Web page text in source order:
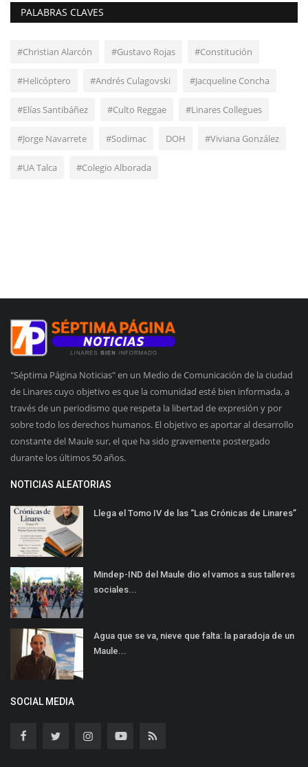
PALABRAS CLAVES
#Christian Alarcón #Gustavo Rojas #Constitución
#Helicóptero #Andrés Culagovski #Jacqueline Concha
#Elías Santibáñez #Culto Reggae #Linares Collegues
#Jorge Navarrete #Sodimac DOH #Viviana González
#UA Talca #Colegio Alborada
"Séptima Página Noticias" en un Medio de Comunicación de la ciudad
de Linares cuyo objetivo es que la comunidad esté bien informada, a
través de un periodismo que respeta la libertad de expresión y por
sobre todo los derechos humanos. El objetivo es aportar al desarrollo
constante del Maule sur, el que ha sido gravemente postergado
durante los últimos 50 años.
NOTICIAS ALEATORIAS
Llega el Tomo IV de las “Las Crónicas de Linares”
Mindep-IND del Maule dio el vamos a sus talleres
sociales...
Agua que se va, nieve que falta: la paradoja de un
Maule...
SOCIAL MEDIA